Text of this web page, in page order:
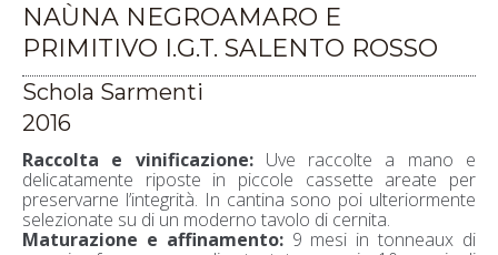
NAÙNA NEGROAMARO E
PRIMITIVO I.G.T. SALENTO ROSSO
Schola Sarmenti
2016
Raccolta e vinificazione:Uve raccolte a mano e
delicatamente riposte in piccole cassette areate per
preservarne l’integrità. In cantina sono poi ulteriormente
selezionate su di un moderno tavolo di cernita.
Maturazione e affinamento:9 mesi in tonneaux di